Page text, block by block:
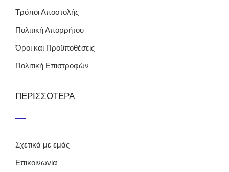
Τρόποι Αποστολής
Πολιτική Απορρήτου
Όροι και Προϋποθέσεις
Πολιτική Επιστροφών
ΠΕΡΙΣΣΟΤΕΡΑ
Σχετικά με εμάς
Επικοινωνία